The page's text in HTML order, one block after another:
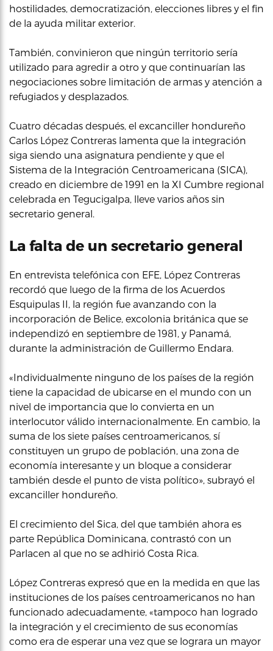
hostilidades, democratización, elecciones libres y el fin
de la ayuda militar exterior.
También, convinieron que ningún territorio sería
utilizado para agredir a otro y que continuarían las
negociaciones sobre limitación de armas y atención a
refugiados y desplazados.
Cuatro décadas después, el excanciller hondureño
Carlos López Contreras lamenta que la integración
siga siendo una asignatura pendiente y que el
Sistema de la Integración Centroamericana (SICA),
creado en diciembre de 1991 en la XI Cumbre regional
celebrada en Tegucigalpa, lleve varios años sin
secretario general.
La falta de un secretario general
En entrevista telefónica con EFE, López Contreras
recordó que luego de la firma de los Acuerdos
Esquipulas II, la región fue avanzando con la
incorporación de Belice, excolonia británica que se
independizó en septiembre de 1981, y Panamá,
durante la administración de Guillermo Endara.
«Individualmente ninguno de los países de la región
tiene la capacidad de ubicarse en el mundo con un
nivel de importancia que lo convierta en un
interlocutor válido internacionalmente. En cambio, la
suma de los siete países centroamericanos, sí
constituyen un grupo de población, una zona de
economía interesante y un bloque a considerar
también desde el punto de vista político», subrayó el
excanciller hondureño.
El crecimiento del Sica, del que también ahora es
parte República Dominicana, contrastó con un
Parlacen al que no se adhirió Costa Rica.
López Contreras expresó que en la medida en que las
instituciones de los países centroamericanos no han
funcionado adecuadamente, «tampoco han logrado
la integración y el crecimiento de sus economías
como era de esperar una vez que se lograra un mayor